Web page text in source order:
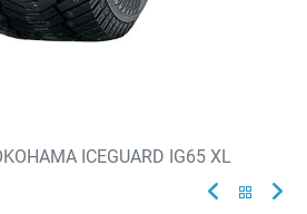
ICEGUARD IG65 XL